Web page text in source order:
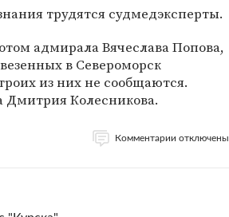
трудятся судмедэксперты.
адмирала Вячеслава Попова,
в Североморск
из них не сообщаются.
Дмитрия Колесникова.
Комментарии отключены